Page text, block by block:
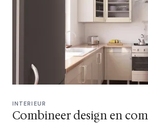
INTERIEUR
Combineer design en